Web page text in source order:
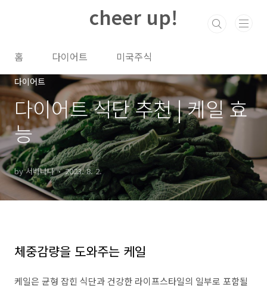
cheer up!
홈 다이어트 미국주식
다이어트
다이어트 식단 추천 | 케일 효
능
by 서바나나 2023. 8. 2.
체중감량을 도와주는 케일
케일은 균형 잡힌 식단과 건강한 라이프스타일의 일부로 포함될